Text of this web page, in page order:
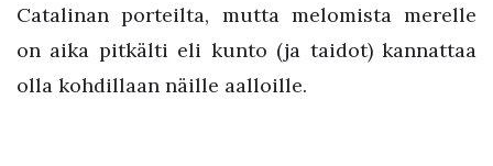
Catalinan porteilta, mutta melomista merelle
on aika pitkälti eli kunto (ja taidot) kannattaa
olla kohdillaan näille aalloille.